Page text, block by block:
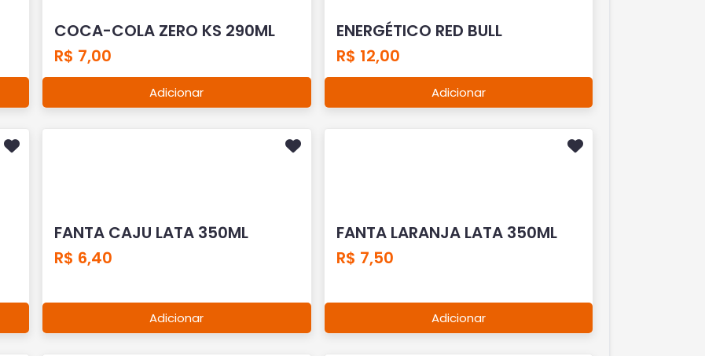
COCA-COLA ZERO KS 290ML
R$ 7,00
Adicionar
ENERGÉTICO RED BULL
R$ 12,00
Adicionar
FANTA CAJU LATA 350ML
R$ 6,40
Adicionar
FANTA LARANJA LATA 350ML
R$ 7,50
Adicionar